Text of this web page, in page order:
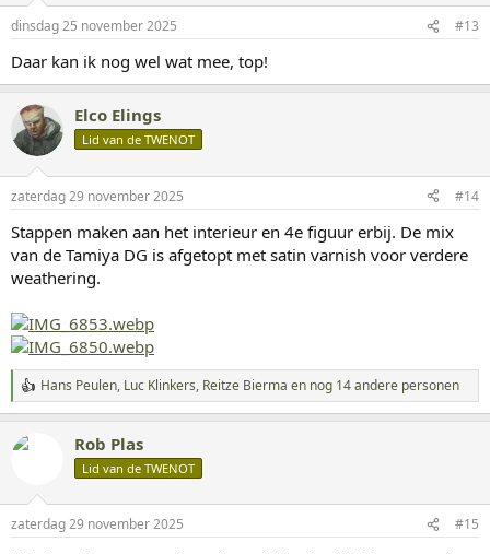
i
n
e
n
dinsdag 25 november 2025 #13
Daar kan ik nog wel wat mee, top!
Elco Elings
Lid van de TWENOT
zaterdag 29 november 2025 #14
Stappen maken aan het interieur en 4e figuur erbij. De mix
van de Tamiya DG is afgetopt met satin varnish voor verdere
weathering.
W
a
r
n
Hans Peulen, Luc Klinkers, Reitze Bierma en nog 14 andere personen
Rob Plas
Lid van de TWENOT
zaterdag 29 november 2025 #15